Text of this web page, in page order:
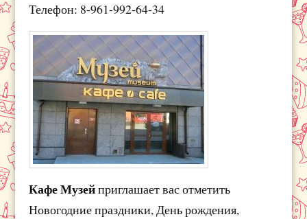
Телефон: 8-961-992-64-34
Кафе Музейприглашает вас отметить
Новогодние праздники, День рождения,